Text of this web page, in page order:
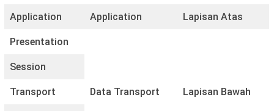
Application Application Lapisan Atas
Presentation
Session
Transport Data Transport Lapisan Bawah